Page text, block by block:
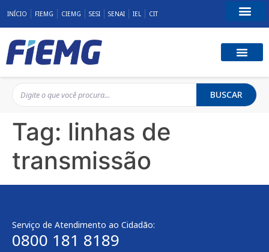
INÍCIO FIEMG CIEMG SESI SENAI IEL CIT
BUSCAR
Tag: linhas de
transmissão
Serviço de Atendimento ao Cidadão:
0800 181 8189